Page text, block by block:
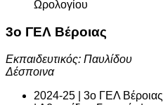
Ωρολογίου
3ο ΓΕΛ Βέροιας
Εκπαιδευτικός: Παυλίδου
Δέσποινα
2024-25 | 3ο ΓΕΛ Βέροιας